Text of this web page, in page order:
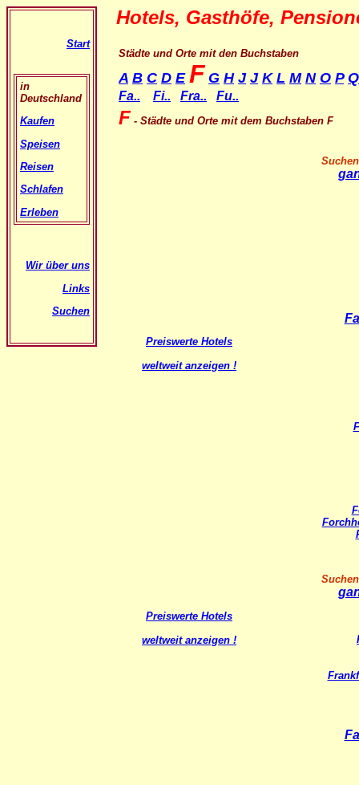
Start
in
Deutschland
Kaufen
Speisen
Reisen
Schlafen
Erleben
Wir über uns
Links
Suchen
Hotels, Gasthöfe,
Städte und Orte mit den Buchstaben
A B C D E F G H J J K L M N O P Q
Fa.. Fi.. Fra.. Fu..
F - Städte und Orte mit dem Buchstaben F
Preiswerte Hotels
weltweit anzeigen !
Preiswerte Hotels
weltweit anzeigen !